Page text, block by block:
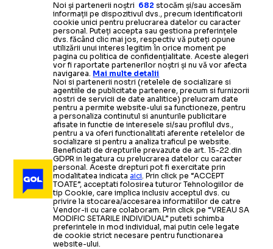
Noi și partenerii noștri 682 stocăm și/sau accesăm
informații pe dispozitivul dvs., precum identificatorii
cookie unici pentru prelucrarea datelor cu caracter
personal. Puteți accepta sau gestiona preferințele
dvs. făcând clic mai jos, respectiv vă puteți opune
utilizării unui interes legitim în orice moment pe
pagina cu politica de confidențialitate. Aceste alegeri
vor fi raportate partenerilor noștri și nu vă vor afecta
navigarea. Mai multe detalii
Noi si partenerii nostri (retelele de socializare si
agentiile de publicitate partenere, precum si furnizorii
nostri de servicii de date analitice) prelucram date
pentru a permite website-ului sa functioneze, pentru
a personaliza continutul si anunturile publicitare
afisate in functie de interesele si/sau profilul dvs.,
pentru a va oferi functionalitati aferente retelelor de
socializare si pentru a analiza traficul pe website.
Beneficiati de drepturile prevazute de art. 15-22 din
GDPR in legatura cu prelucrarea datelor cu caracter
personal. Aceste drepturi pot fi exercitate prin
modalitatea indicataaici. Prin click pe “ACCEPT
TOATE”, acceptati folosirea tuturor Tehnologiilor de
tip Cookie, care implica inclusiv acceptul dvs. cu
privire la stocarea/accesarea informatiilor de catre
Vendor-ii cu care colaboram. Prin click pe “VREAU SA
MODIFIC SETARILE INDIVIDUAL” puteti schimba
preferintele in mod individual, mai putin cele legate
de cookie strict necesare pentru functionarea
website-ului.